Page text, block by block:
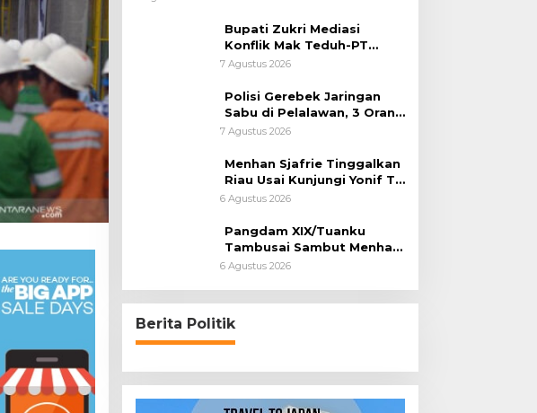
Bupati Zukri Mediasi
Konflik Mak Teduh-PT
Arara Abadi, Ini Hasilnya
7 Agustus 2026
Polisi Gerebek Jaringan
Sabu di Pelalawan, 3 Orang
Ditangkap
7 Agustus 2026
Menhan Sjafrie Tinggalkan
Riau Usai Kunjungi Yonif TP
di Wilayah Kodam
6 Agustus 2026
Pangdam XIX/Tuanku
Tambusai Sambut Menhan
Sjafrie di Pekanbaru, Ada
6 Agustus 2026
Berita Politik